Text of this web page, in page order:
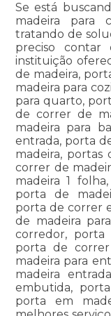
Se está
madeira para
tratando de
preciso
instituição
de madeira,
madeira para
para quarto,
de correr de
madeira para
entrada, porta
madeira,
correr de
madeira 1
porta de
porta de correr
de madeira
corredor,
porta de
madeira para
madeira
embutida,
porta em